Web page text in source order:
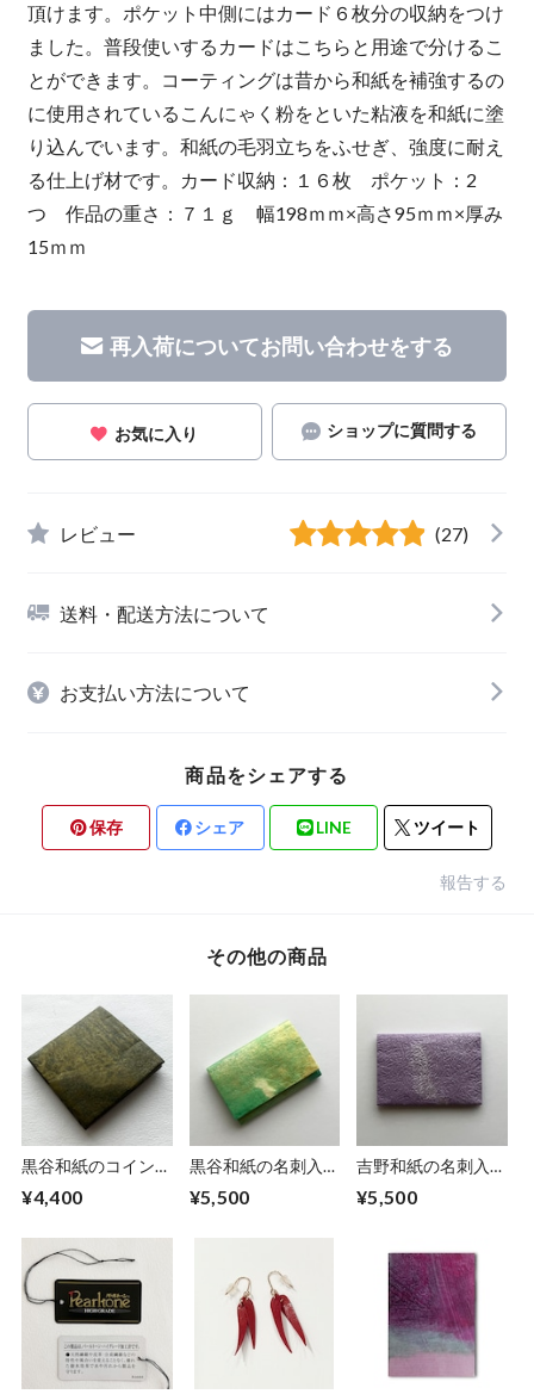
頂けます。ポケット中側にはカード６枚分の収納をつけ
ました。普段使いするカードはこちらと用途で分けるこ
とができます。コーティングは昔から和紙を補強するの
に使用されているこんにゃく粉をといた粘液を和紙に塗
り込んでいます。和紙の毛羽立ちをふせぎ、強度に耐え
る仕上げ材です。カード収納：１６枚 ポケット：2
つ 作品の重さ：７１ｇ 幅198ｍｍ×高さ95ｍｍ×厚み
15ｍｍ
再入荷についてお問い合わせをする
お気に入り ショップに質問する
レビュー (27)
送料・配送方法について
お支払い方法について
商品をシェアする
保存 シェア LINE ツイート
報告する
その他の商品
黒谷和紙のコインケ
¥4,400
黒谷和紙の名刺入れ
¥5,500
吉野和紙の名刺入れ
¥5,500